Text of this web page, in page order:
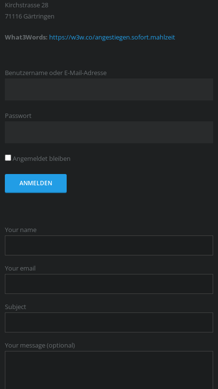
Kirchstrasse 28
71116 Gärtringen
What3Words: https://w3w.co/angestiegen.sofort.mahlzeit
Benutzername oder E-Mail-Adresse
Passwort
Angemeldet bleiben
Your name
Your email
Subject
Your message (optional)